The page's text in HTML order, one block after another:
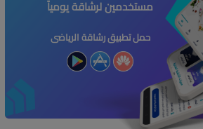
مستخدمين لرشاقة يومياً
حمل تطبيق رشاقة الرياضى